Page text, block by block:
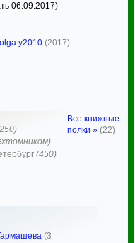
06.09.2017)
olga.y2010 (2017)
(450)
(3
Все книжные
полки » (22)